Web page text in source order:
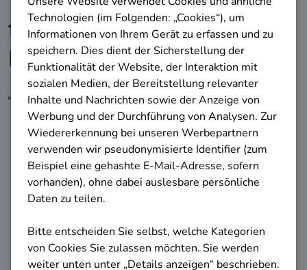
für Unternehmen in
Baden-Württemberg
Finden Sie kostenlose
Beratungsstellen für
Weiterbildungsmaßnahmen in
Ihrem Unternehmen.